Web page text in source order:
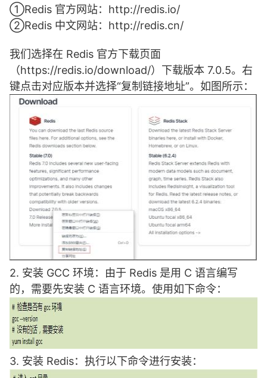
①Redis 官方网站： http://redis.io/
②Redis 中文网站： http://redis.cn/
我们选择在 Redis 官方下载页面
（https://redis.io/download/）下载版本 7.0.5。右
键点击对应版本并选择“复制链接地址”。如图所示：
2. 安装 GCC 环境：由于 Redis 是用 C 语言编写
的，需要先安装 C 语言环境。使用如下命令：
3. 安装 Redis：执行以下命令进行安装：